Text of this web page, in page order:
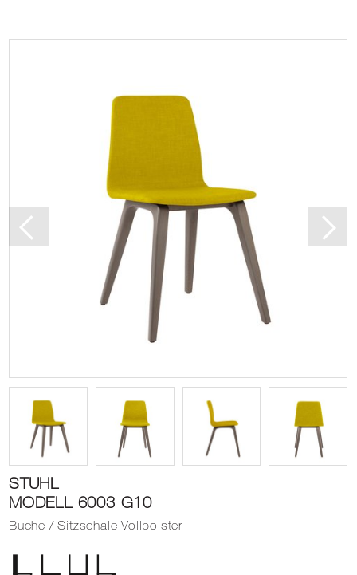
STUHL
MODELL 6003 G10
Buche / Sitzschale Vollpolster